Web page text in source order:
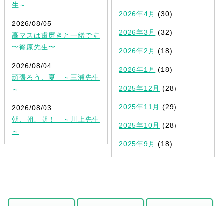
生～
2026/08/05
高マスは歯磨きと一緒です
〜篠原先生〜
2026/08/04
頑張ろう、夏 ～三浦先生
～
2026/08/03
朝、朝、朝！ ～川上先生
～
2026年4月 (30)
2026年3月 (32)
2026年2月 (18)
2026年1月 (18)
2025年12月 (28)
2025年11月 (29)
2025年10月 (28)
2025年9月 (18)